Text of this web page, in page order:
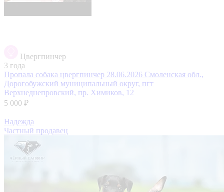
Цвергпинчер
3 года
Пропала собака цвергпинчер 28.06.2026 Смоленская обл.,
Дорогобужский муниципальный округ, пгт
Верхнеднепровский, пр. Химиков, 12
5 000 ₽
Надежда
Частный продавец